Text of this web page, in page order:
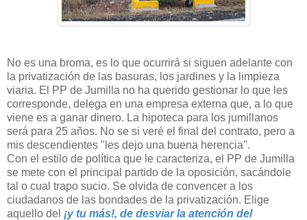
No es una broma, es lo que ocurrirá si siguen adelante con
la privatización de las basuras, los jardines y la limpieza
viaria. El PP de Jumilla no ha querido gestionar lo que les
corresponde, delega en una empresa externa que, a lo que
viene es a ganar dinero. La hipoteca para los jumillanos
será para 25 años. No se si veré el final del contrato, pero a
mis descendientes "les dejo una buena herencia".
Con el estilo de política que le caracteriza, el PP de Jumilla
se mete con el principal partido de la oposición, sacándole
tal o cual trapo sucio. Se olvida de convencer a los
ciudadanos de las bondades de la privatización. Elige
aquello del ¡y tu más!, de desviar la atención del